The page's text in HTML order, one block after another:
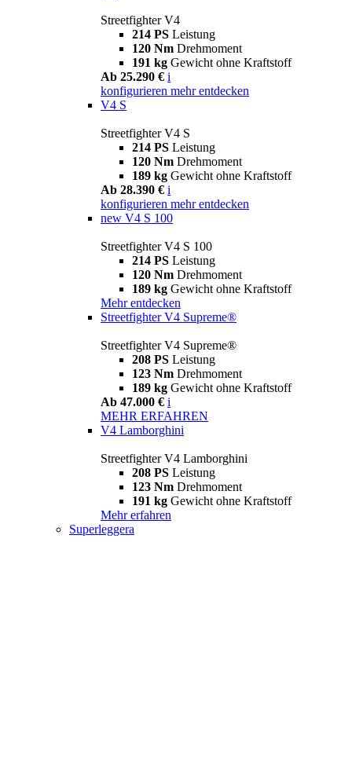
Streetfighter V4
214 PS Leistung
120 Nm Drehmoment
191 kg Gewicht ohne Kraftstoff
Ab 25.290 € i
konfigurieren mehr entdecken
V4 S
Streetfighter V4 S
214 PS Leistung
120 Nm Drehmoment
189 kg Gewicht ohne Kraftstoff
Ab 28.390 € i
konfigurieren mehr entdecken
new V4 S 100
Streetfighter V4 S 100
214 PS Leistung
120 Nm Drehmoment
189 kg Gewicht ohne Kraftstoff
Mehr entdecken
Streetfighter V4 Supreme®
Streetfighter V4 Supreme®
208 PS Leistung
123 Nm Drehmoment
189 kg Gewicht ohne Kraftstoff
Ab 47.000 € i
MEHR ERFAHREN
V4 Lamborghini
Streetfighter V4 Lamborghini
208 PS Leistung
123 Nm Drehmoment
191 kg Gewicht ohne Kraftstoff
Mehr erfahren
Superleggera